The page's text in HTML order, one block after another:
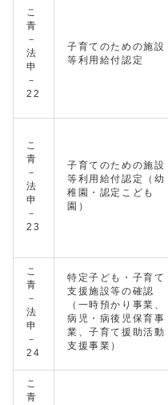
こ
青
－
法
申
－
22
子育てのための施設
等利用給付認定
こ
青
－
法
申
－
23
子育てのための施設
等利用給付認定（幼
稚園・認定こども
園）
こ
青
－
法
申
－
24
特定子ども・子育て
支援施設等の確認
（一時預かり事業、
病児・病後児保育事
業、子育て援助活動
支援事業）
こ
青